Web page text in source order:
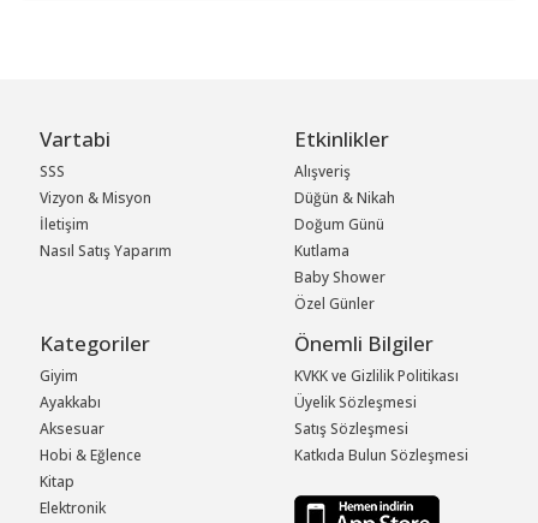
Vartabi
SSS
Vizyon & Misyon
İletişim
Nasıl Satış Yaparım
Etkinlikler
Alışveriş
Düğün & Nikah
Doğum Günü
Kutlama
Baby Shower
Özel Günler
Kategoriler
Giyim
Ayakkabı
Aksesuar
Hobi & Eğlence
Kitap
Elektronik
Önemli Bilgiler
KVKK ve Gizlilik Politikası
Üyelik Sözleşmesi
Satış Sözleşmesi
Katkıda Bulun Sözleşmesi